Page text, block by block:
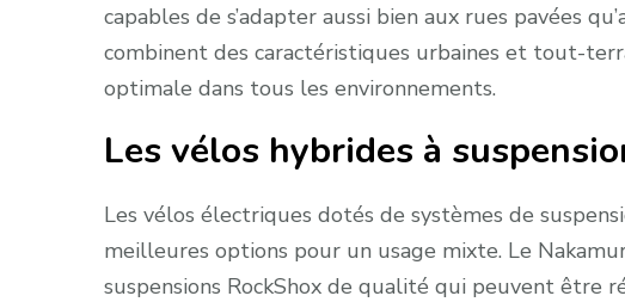
capables de s’adapter aussi bien aux rues pavées
combinent des caractéristiques urbaines et tout-
optimale dans tous les environnements.
Les vélos hybrides à
Les vélos électriques dotés de systèmes de
meilleures options pour un usage mixte. Le
suspensions RockShox de qualité qui peuvent être